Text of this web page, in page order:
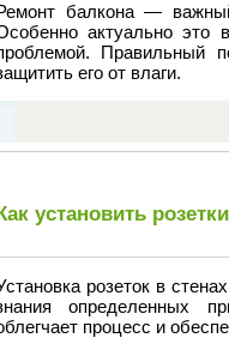
балкона —
актуально это
Правильный
его от влаги.
установить
розеток в
определенных
процесс и